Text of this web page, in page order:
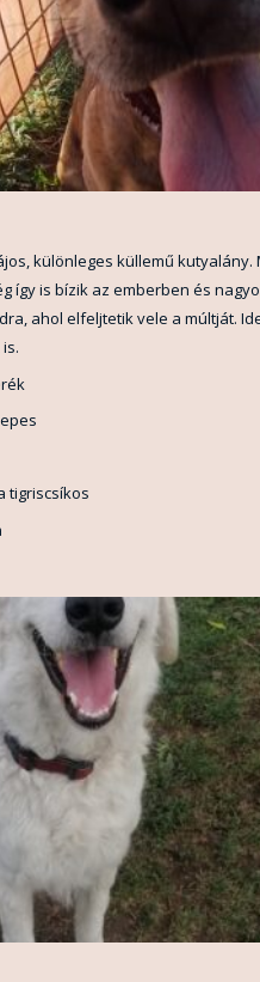
különleges küllemű kutyalány.
így is bízik az emberben és
ahol elfeljtetik vele a múltját.
tigriscsíkos